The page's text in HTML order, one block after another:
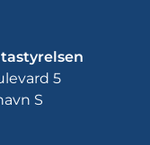
5
S